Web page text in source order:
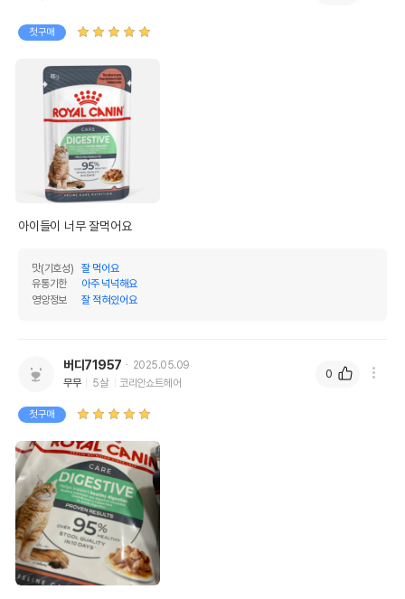
첫구매
아이들이 너무 잘먹어요
맛(기호성)
잘 먹어요
유통기한
아주 넉넉해요
영양정보
잘 적혀있어요
버디71957
2025.05.09
무무
5살 코리안쇼트헤어
첫구매
0